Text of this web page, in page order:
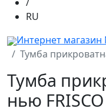
RU
Интернет магазин
Тумба
Тумба
нью FRISCO